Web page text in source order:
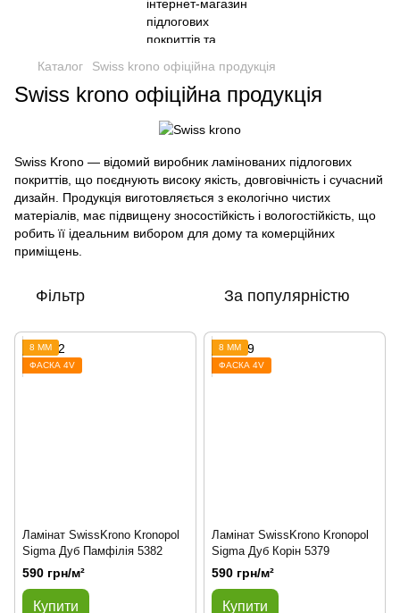
Каталог Swiss krono офіційна продукція
Swiss krono офіційна продукція
Swiss Krono — відомий виробник ламінованих підлогових
покриттів, що поєднують високу якість, довговічність і сучасний
дизайн. Продукція виготовляється з екологічно чистих
матеріалів, має підвищену зносостійкість і вологостійкість, що
робить її ідеальним вибором для дому та комерційних
приміщень.
Фільтр За популярністю
8 ММ
ФАСКА 4V
Ламінат SwissKrono Kronopol
Sigma Дуб Памфілія 5382
590 грн/м²
Купити
8 ММ
ФАСКА 4V
Ламінат SwissKrono Kronopol
Sigma Дуб Корін 5379
590 грн/м²
Купити